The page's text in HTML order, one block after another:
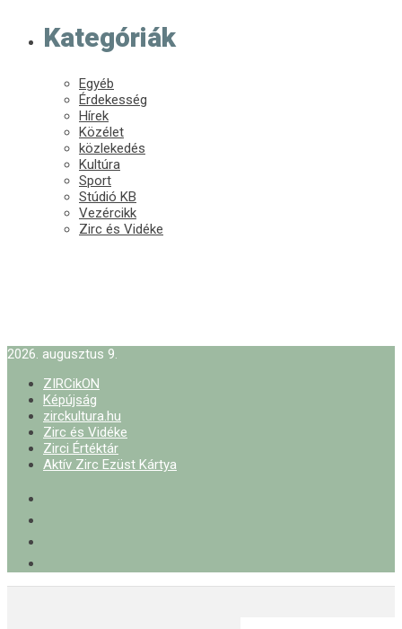
Kategóriák
Egyéb
Érdekesség
Hírek
Közélet
közlekedés
Kultúra
Sport
Stúdió KB
Vezércikk
Zirc és Vidéke
2026. augusztus 9.
ZIRCikON
Képújság
zirckultura.hu
Zirc és Vidéke
Zirci Értéktár
Aktív Zirc Ezüst Kártya